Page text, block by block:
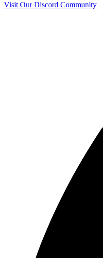
Visit Our Discord Community